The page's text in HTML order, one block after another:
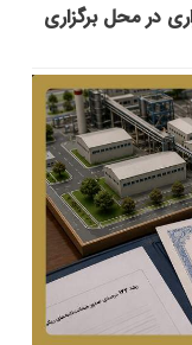
در محل برگزاری